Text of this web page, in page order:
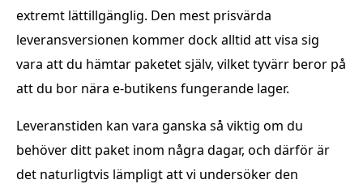
extremt lättillgänglig. Den mest prisvärda
leveransversionen kommer dock alltid att visa sig
vara att du hämtar paketet själv, vilket tyvärr beror på
att du bor nära e-butikens fungerande lager.
Leveranstiden kan vara ganska så viktig om du
behöver ditt paket inom några dagar, och därför är
det naturligtvis lämpligt att vi undersöker den